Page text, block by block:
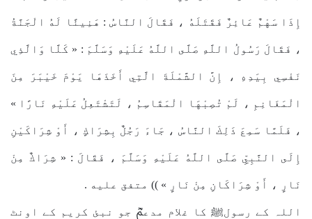
إِذَا سَهْمٌ عَائِرٌ فَقَتَلَهُ ، فَقَالَ النَّاسُ : هَنِيئًا لَهُ الْجَنَّةُ
، فَقَالَ رَسُولُ اللَّهِ صَلَّى اللَّهُ عَلَيْهِ وَسَلَّمَ : « كَلَّا وَالَّذِي
نَفْسِي بِيَدِهِ ، إِنَّ الشَّمْلَةَ الَّتِي أَخَذَهَا يَوْمَ خَيْبَرَ مِنَ
الْمَغَانِمِ ، لَمْ تُصِبْهَا الْمَقَاسِمُ ، لَتَشْتَعِلُ عَلَيْهِ نَارًا »
، فَلَمَّا سَمِعَ ذَلِكَ النَّاسُ ، جَاءَ رَجُلٌ بِشِرَاكٍ ، أَوْ شِرَاكَيْنِ
إِلَى النَّبِيِّ صَلَّى اللَّهُ عَلَيْهِ وَسَلَّمَ ، فَقَالَ : « شِرَاكٌ مِنْ
نَارٍ ، أَوْ شِرَاكَانِ مِنْ نَارٍ » )) متفق عليه .
اللہ کے رسولﷺ کا غلام مدعمؓ جو نبئ کریم کے اونٹ